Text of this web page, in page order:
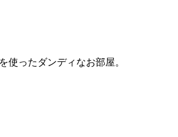
使ったダンディなお部屋。